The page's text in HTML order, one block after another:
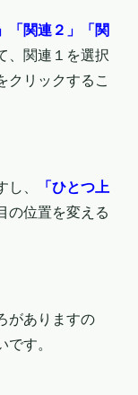
「関連２」「関
、関連１を選択
クリックするこ
、
「ひとつ上
の位置を変える
がありますの
す。